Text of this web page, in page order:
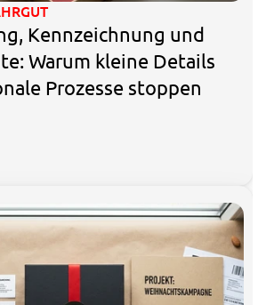
Kennzeichnung und
Warum kleine Details
Prozesse stoppen